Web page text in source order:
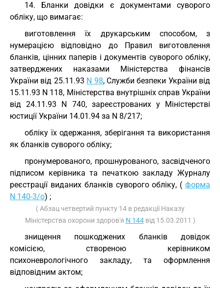
14. Бланки довідки є документами суворого
обліку, що вимагає:
виготовлення їх друкарським способом, з
нумерацією відповідно до Правил виготовлення
бланків, цінних паперів і документів суворого обліку,
затверджених наказами Міністерства фінансів
України від 25.11.93 N 98, Служби безпеки України від
15.11.93 N 118, Міністерства внутрішніх справ України
від 24.11.93 N 740, зареєстрованих у Міністерстві
юстиції України 14.01.94 за N 8/217;
обліку їх одержання, зберігання та використання
як бланків суворого обліку;
пронумерованого, прошнурованого, засвідченого
підписом керівника та печаткою закладу Журналу
реєстрації виданих бланків суворого обліку, ( форма
N 140-3/о) ;
( Абзац четвертий пункту 14 в редакції Наказу
Міністерства охорони здоров'я N 144від 15.03.2011 )
знищення пошкоджених бланків довідок
комісією, створеною керівником
психоневрологічного закладу, та оформлення
відповідним актом;